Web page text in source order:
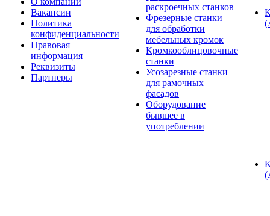
Вакансии
Политика
конфиденциальности
Правовая
информация
Реквизиты
Партнеры
раскроечных станков
Фрезерные станки
для обработки
мебельных кромок
Кромкооблицовочные
станки
Усозарезные станки
для рамочных
фасадов
Оборудование
бывшее в
употреблении